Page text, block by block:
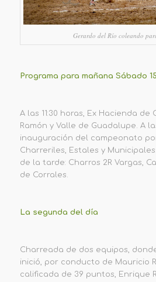
Gerardo del Río coleando
Programa para mañana Sábado
A las 11:30 horas, Ex Hacienda de
Ramón y Valle de Guadalupe. A
inauguración del campeonato
Charreriles, Estales y
de la tarde: Charros 2R Vargas,
de Corrales.
La segunda del día
Charreada de dos equipos,
inició, por conducto de Mauricio
calificada de 39 puntos, Enrique